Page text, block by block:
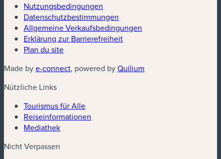
Nutzungsbedingungen
Datenschutzbestimmungen
Allgemeine Verkaufsbedingungen
Erklärung zur Barrierefreiheit
Plan du site
Made bye-connect(neues Fenster)
, powered byQuilium
Nützliche Links
Tourismus für Alle
Reiseinformationen
Mediathek
Nicht Verpassen